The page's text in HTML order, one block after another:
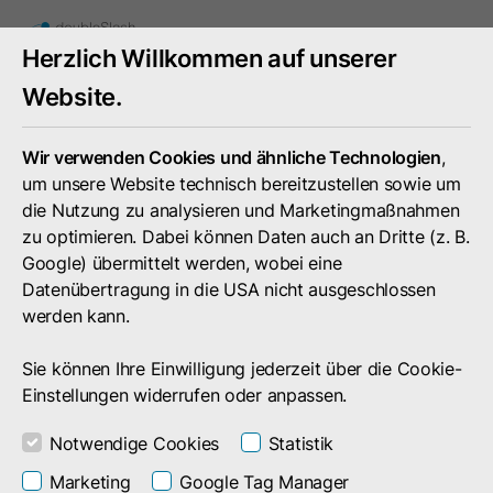
Sicherer Datentransfer für Unternehmen
Herzlich Willkommen auf unserer
Website.
Wir verwenden Cookies und ähnliche Technologien,
um unsere Website technisch bereitzustellen sowie um
die Nutzung zu analysieren und Marketingmaßnahmen
zu optimieren. Dabei können Daten auch an Dritte (z. B.
Google) übermittelt werden, wobei eine
Datenübertragung in die USA nicht ausgeschlossen
werden kann.
Sie können Ihre Einwilligung jederzeit über die Cookie-
Einstellungen widerrufen oder anpassen.
Notwendige Cookies
Statistik
Marketing
Google Tag Manager